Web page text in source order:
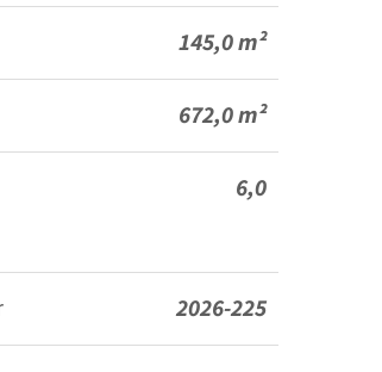
FINANZRAUM eine
Provision in Höhe von
2,975 % inkl. 19%
gesetzliche MwSt.,
verdient und fällig mit
notariellen
Kaufvertrages. Die
145,0 m²
672,0 m²
6,0
2026-225